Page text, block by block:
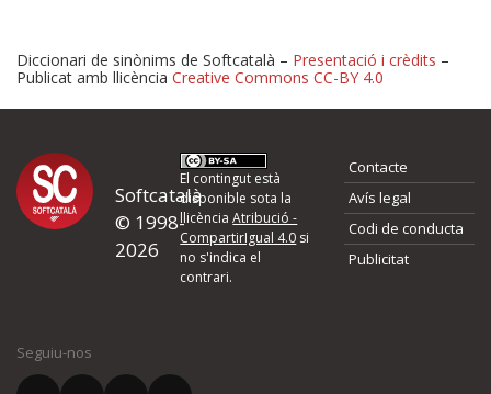
Proposeu-nos millores o
d'errors
Si heu trobat un error o voleu proposar alguna millora, ompliu els
quina és la millora que proposeu o l'error del qual voleu informar-
Diccionari de sinònims de Softcatalà – Presentació i crèdits –
Publicat amb llicència Creative Commons CC-BY 4.0
Softcatalà
© 1998-
2026
El contingut està
disponible sota la
llicènciaAtribució -
CompartirIgual 4.0 si
no s'indica el
contrari.
Contacte
Avís legal
Codi de conducta
Publicitat
Seguiu-nos